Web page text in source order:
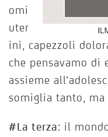
omi
uter
ini, capezzoli
che pensavamo di
assieme
somiglia tanto, ma
#La terza: il